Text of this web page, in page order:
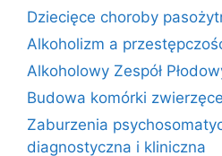
Dziecięce choroby
Alkoholizm a
Alkoholowy Zespół
Budowa komórki
Zaburzenia
diagnostyczna i kliniczna